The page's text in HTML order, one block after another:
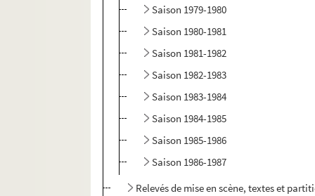
Saison 1979-1980
Saison 1980-1981
Saison 1981-1982
Saison 1982-1983
Saison 1983-1984
Saison 1984-1985
Saison 1985-1986
Saison 1986-1987
Relevés de mise en scène, textes et